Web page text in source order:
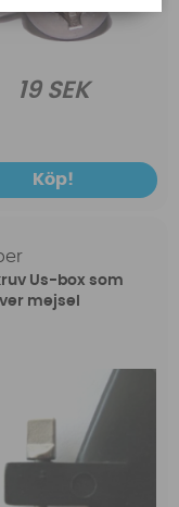
19 SEK
Köp!
Us-box som
mejsel